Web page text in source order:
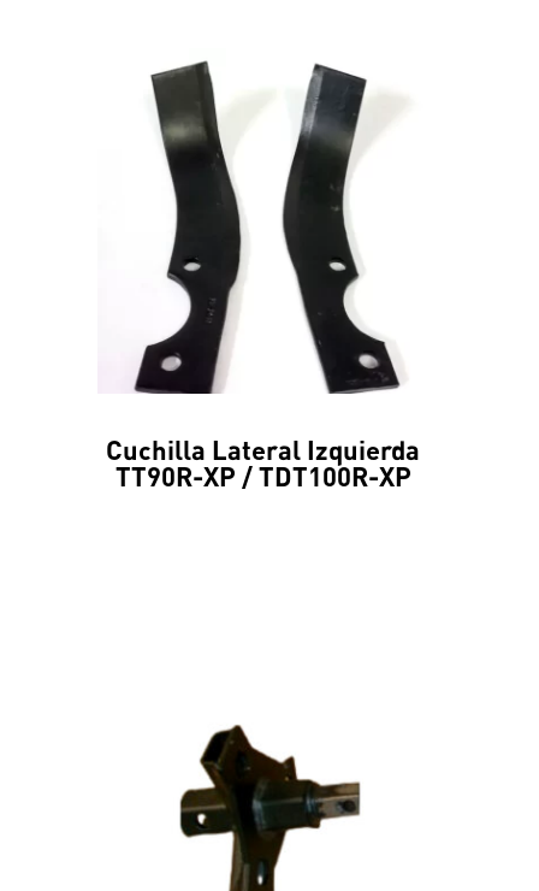
Cuchilla Lateral Izquierda
TT90R-XP / TDT100R-XP